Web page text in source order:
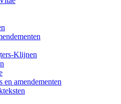
Klijnen
en amendementen